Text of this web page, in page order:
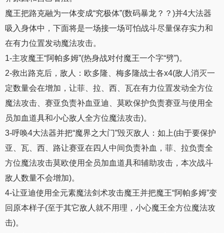
魔王把路克融为一体变成“究极体”(数码暴龙？？)并4大法器
吸入身体中，下面将是一场接一场可怕战斗尽量保存实力和
在有力位置发动魔法攻击。
1-主攻魔王“阿帕多姆”(热身战对付魔王一个字“劈”)。
2-救出路克后，敌人：欧多隆、梅多隆战士各x4(敌人消灭一
定数量会在增加，让菲、拉、西、瓦在有力位置发动全方位
魔法攻击、赛亚负责补血亚迪、莫欧保护负责赛亚与使用全
员加血道具和小心敌人全方位魔法攻击)。
3-呼唤4大法器并把“魔界之大门”毁灭敌人：如上(由于要保护
亚、瓦、西、路让赛亚在四人中间负责补血，菲、拉负责全
方位魔法攻击莫欧使用全员加血道具和辅助攻击，本次战斗
敌人数量不会增加)。
4-让亚迪使用全元素魔法剑术攻击魔王并把魔王“阿帕多姆”变
回原本样子(至于其它敌人就不用理，小心魔王全方位魔法攻
击)。